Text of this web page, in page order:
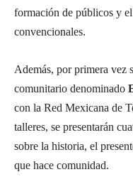
formación de públicos y
convencionales.
Además, por primera vez
comunitario denominado
con la Red Mexicana de
talleres, se presentarán
sobre la historia, el
que hace comunidad.